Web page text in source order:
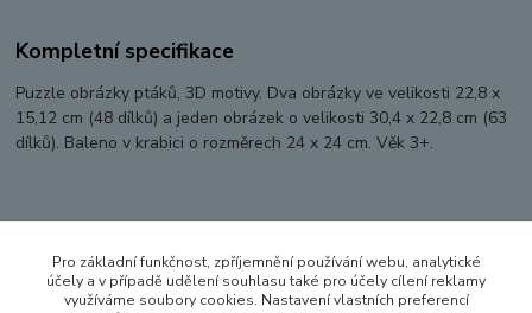
Kompletní specifikace
Puzzle obrázky ptáků, 3D motivy. Dva obrázky ve velikosti 22,8 x
15,12 cm (48 dílků) a jeden obrázek o velikosti 30,4 x 22,8 cm (63
dílků). Baleno v krabici o rozměrech 24 x 24 cm. Věk 3+.
Zboží zařazeno v kategoriích
PUZZLE
Pro základní funkčnost, zpříjemnění používání webu, analytické
účely a v případě udělení souhlasu také pro účely cílení reklamy
využíváme soubory cookies. Nastavení vlastních preferencí